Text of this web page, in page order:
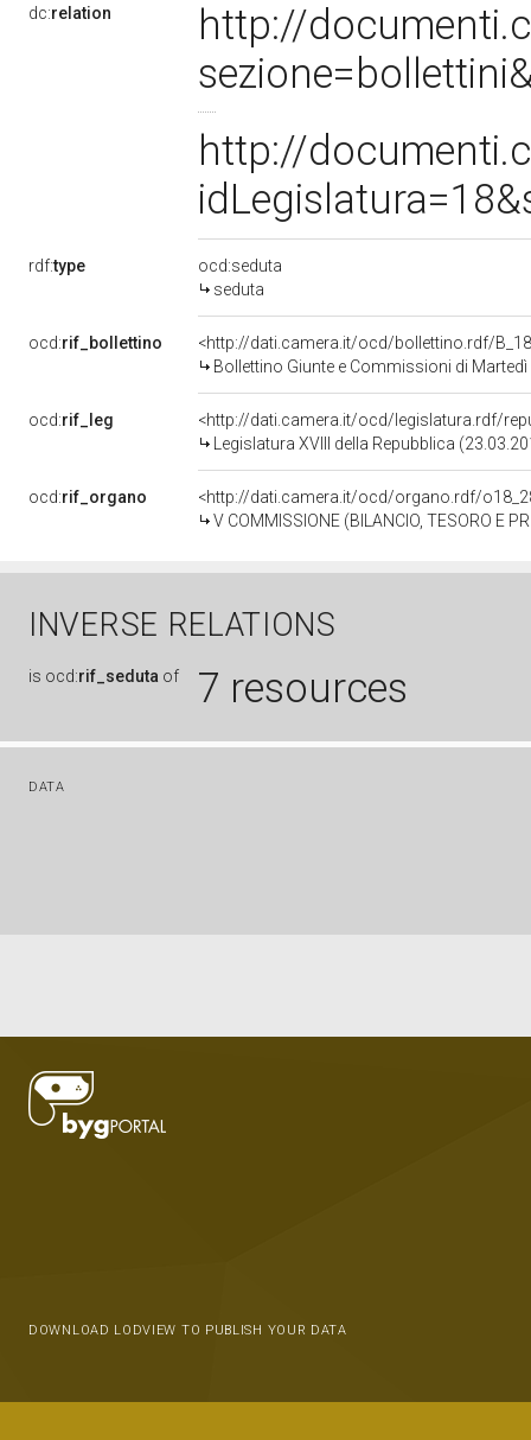
dc:relation
http://
http://
rdf:type
ocd:seduta
seduta
ocd:rif_bollettino
<http://dati.camera.it/ocd/bollettino.rdf/
Bollettino Giunte e Commissioni di
ocd:rif_leg
<http://dati.camera.it/ocd/legislatura.rdf/
Legislatura XVIII della Repubblica
ocd:rif_organo
<http://dati.camera.it/ocd/organo.rdf/
V COMMISSIONE (BILANCIO, TESORO E
INVERSE RELATIONS
is ocd:rif_seduta of 7 resources
DATA
DOWNLOAD LODVIEW TO PUBLISH YOUR DATA